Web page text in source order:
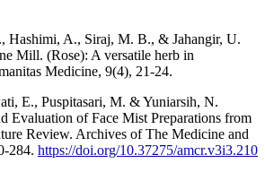
Hashimi, A., Siraj, M. B., & Jahangir, U.
Mill. (Rose): A versatile herb in
Medicine, 9(4), 21-24.
E., Puspitasari, M. & Yuniarsih, N.
Evaluation of Face Mist Preparations from
Review. Archives of The Medicine and
284. https://doi.org/10.37275/amcr.v3i3.210